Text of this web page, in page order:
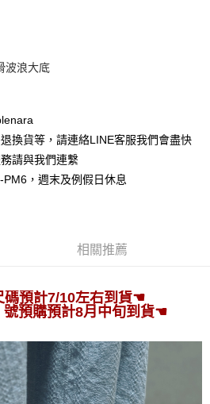
享後付」後，將跳轉至「AFTEE先享後付」
金額後，即可完成結帳。
繳費通知簡訊。
，點擊此簡訊中的連結，可透過四大超商／
行付款，方視為交易完成。
取消之訂單仍視為有效，需透過AFTEE先享
享後付 」之結帳頁面顯示為準，若有關於
退款等相關疑問，請聯繫「AFTEE先享後付
，將依據個別帳號之用戶狀況，依本公司即
仍有額度不足之情形，本公司將視審查結果
用他人資訊註冊。若發現惡意使用之情形，
該用戶之使用額度並採取法律行動。
以上)免運費
以上)免運費
以上)免運費
含以上)免運費
查看運費
波浪大底
換貨等，請連絡LINE客服我們會盡快
請與我們連繫
，週末及例假日休息
相關推薦
碼預計7/10左右到貨☚
號預購預計8月中旬到貨☚